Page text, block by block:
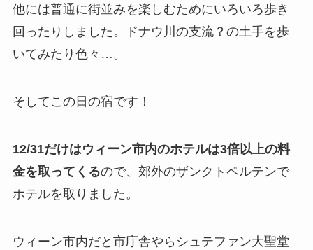
他には普通に街並みを楽しむためにいろいろ歩き
回ったりしました。ドナウ川の支流？の土手を歩
いてみたり色々…。
そしてこの日の宿です！
12/31だけはウィーン市内のホテルは3倍以上の料
金を取ってくるので、郊外のザンクトペルテンで
ホテルを取りました。
ウィーン市内だと市庁舎やらシュテファン大聖堂